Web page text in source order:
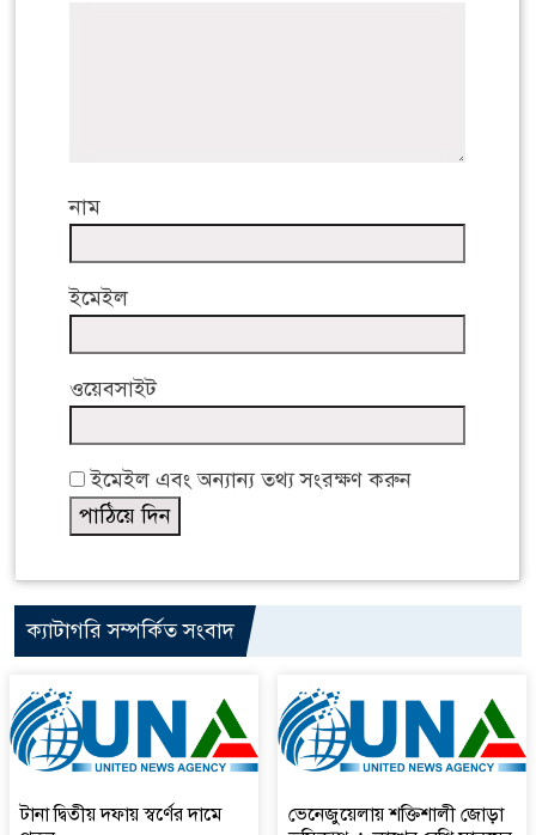
নাম
ইমেইল
ওয়েবসাইট
ইমেইল এবং অন্যান্য তথ্য সংরক্ষণ করুন
ক্যাটাগরি সম্পর্কিত সংবাদ
টানা দ্বিতীয় দফায় স্বর্ণের দামে
ভেনেজুয়েলায় শক্তিশালী জোড়া